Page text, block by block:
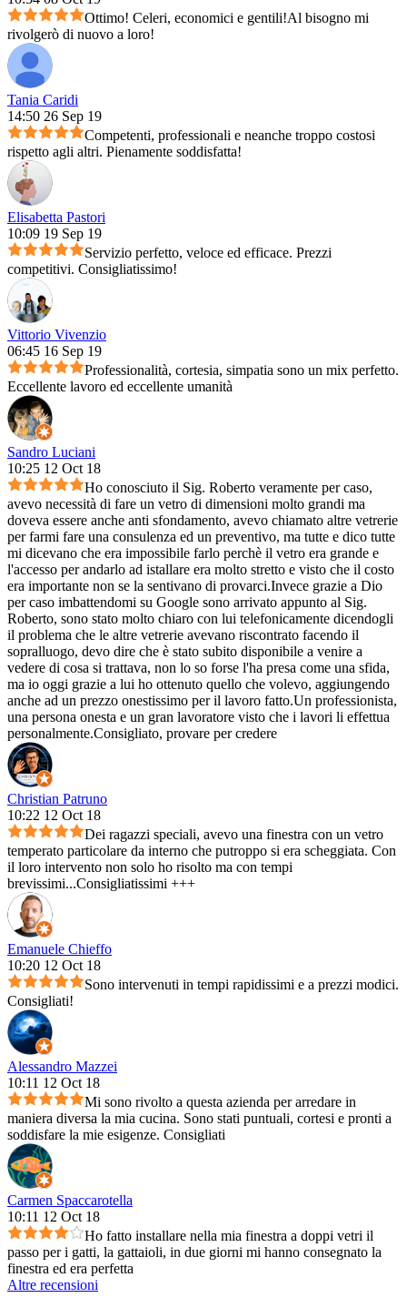
Ottimo! Celeri, economici e gentili!Al bisogno mi
rivolgerò di nuovo a loro!
Tania Caridi
14:50 26 Sep 19
Competenti, professionali e neanche troppo costosi
rispetto agli altri. Pienamente soddisfatta!
Elisabetta Pastori
10:09 19 Sep 19
Servizio perfetto, veloce ed efficace. Prezzi
competitivi. Consigliatissimo!
Vittorio Vivenzio
06:45 16 Sep 19
Professionalità, cortesia, simpatia sono un mix perfetto.
Eccellente lavoro ed eccellente umanità
Sandro Luciani
10:25 12 Oct 18
Ho conosciuto il Sig. Roberto veramente per caso,
avevo necessità di fare un vetro di dimensioni molto grandi ma
doveva essere anche anti sfondamento, avevo chiamato altre vetrerie
per farmi fare una consulenza ed un preventivo, ma tutte e dico tutte
mi dicevano che era impossibile farlo perchè il vetro era grande e
l'accesso per andarlo ad istallare era molto stretto e visto che il costo
era importante non se la sentivano di provarci.Invece grazie a Dio
per caso imbattendomi su Google sono arrivato appunto al Sig.
Roberto, sono stato molto chiaro con lui telefonicamente dicendogli
il problema che le altre vetrerie avevano riscontrato facendo il
sopralluogo, devo dire che è stato subito disponibile a venire a
vedere di cosa si trattava, non lo so forse l'ha presa come una sfida,
ma io oggi grazie a lui ho ottenuto quello che volevo, aggiungendo
anche ad un prezzo onestissimo per il lavoro fatto.Un professionista,
una persona onesta e un gran lavoratore visto che i lavori li effettua
personalmente.Consigliato, provare per credere
Christian Patruno
10:22 12 Oct 18
Dei ragazzi speciali, avevo una finestra con un vetro
temperato particolare da interno che putroppo si era scheggiata. Con
il loro intervento non solo ho risolto ma con tempi
brevissimi...Consigliatissimi +++
Emanuele Chieffo
10:20 12 Oct 18
Sono intervenuti in tempi rapidissimi e a prezzi modici.
Consigliati!
Alessandro Mazzei
10:11 12 Oct 18
Mi sono rivolto a questa azienda per arredare in
maniera diversa la mia cucina. Sono stati puntuali, cortesi e pronti a
soddisfare la mie esigenze. Consigliati
Carmen Spaccarotella
10:11 12 Oct 18
Ho fatto installare nella mia finestra a doppi vetri il
passo per i gatti, la gattaioli, in due giorni mi hanno consegnato la
finestra ed era perfetta
Altre recensioni